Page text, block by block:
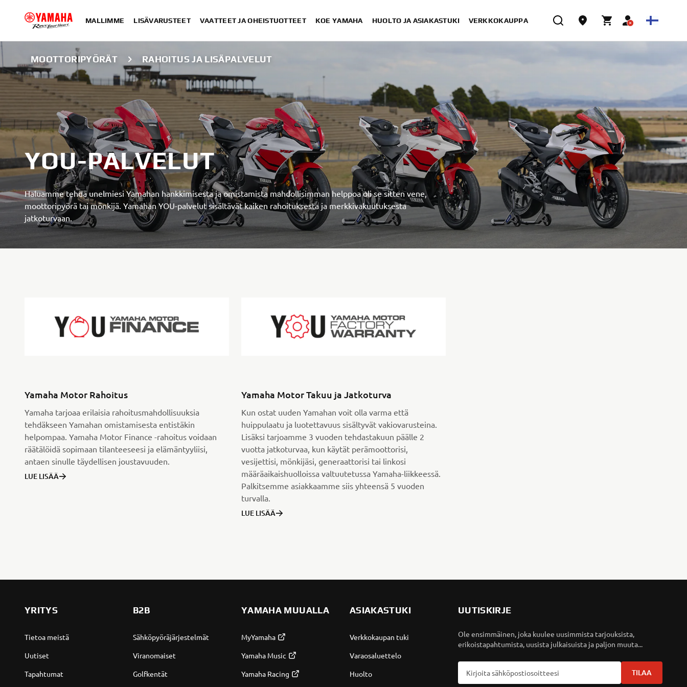
MALLIMME LISÄVARUSTEET VAATTEET JA OHEISTUOTTEET KOE YAMAHA HUOLTO JA ASIAKASTUKI VERKKOKAUPPA
MOOTTORIPYÖRÄT RAHOITUS JA LISÄPALVELUT
YOU-PALVELUT
Haluamme tehdä unelmiesi Yamahan hankkimisesta ja omistamista mahdollisimman helppoa oli se sitten vene,
moottoripyörä tai mönkijä. Yamahan YOU-palvelut sisältävät kaiken rahoituksesta ja merkkivakuutuksesta
jatkoturvaan.
Yamaha Motor Rahoitus
Yamaha tarjoaa erilaisia rahoitusmahdollisuuksia
tehdäkseen Yamahan omistamisesta entistäkin
helpompaa. Yamaha Motor Finance -rahoitus voidaan
räätälöidä sopimaan tilanteeseesi ja elämäntyyliisi,
antaen sinulle täydellisen joustavuuden.
LUE LISÄÄ
Yamaha Motor Takuu ja Jatkoturva
Kun ostat uuden Yamahan voit olla varma että
huippulaatu ja luotettavuus sisältyvät vakiovarusteina.
Lisäksi tarjoamme 3 vuoden tehdastakuun päälle 2
vuotta jatkoturvaa, kun käytät perämoottorisi,
vesijettisi, mönkijäsi, generaattorisi tai linkosi
määräaikaishuolloissa valtuutetussa Yamaha-liikkeessä.
Palkitsemme asiakkaamme siis yhteensä 5 vuoden
turvalla.
LUE LISÄÄ
YRITYS
Tietoa meistä
Uutiset
Tapahtumat
B2B
Sähköpyöräjärjestelmät
Viranomaiset
Golfkentät
YAMAHA MUUALLA
MyYamaha
Yamaha Music
Yamaha Racing
ASIAKASTUKI
Verkkokaupan tuki
Varaosaluettelo
Huolto
UUTISKIRJE
Ole ensimmäinen, joka kuulee uusimmista tarjouksista,
erikoistapahtumista, uusista julkaisuista ja paljon muuta...
TILAA